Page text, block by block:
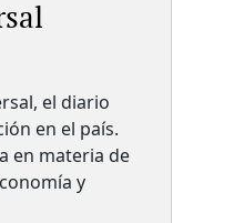
el diario
en el país.​
en materia de
y